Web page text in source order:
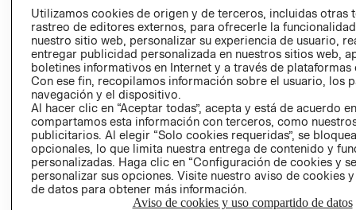
PETICIONES
QUEJAS Y
RECLAMOS
Colombia ($)
CAMBIAR REGIÓN
Utilizamos cookies de origen y de terceros, incluidas otras
rastreo de editores externos, para ofrecerle la
nuestro sitio web, personalizar su experiencia de usuario,
entregar publicidad personalizada en nuestros sitios web,
boletines informativos en Internet y a través de plataformas
Con ese fin, recopilamos información sobre el usuario, los
navegación y el dispositivo.
Al hacer clic en “Aceptar todas”, acepta y está de acuerdo
compartamos esta información con terceros, como
publicitarios. Al elegir “Solo cookies requeridas”, se
opcionales, lo que limita nuestra entrega de contenido y
personalizadas. Haga clic en “Configuración de cookies y
personalizar sus opciones. Visite nuestro aviso de cookies
de datos para obtener más información.
Aviso de cookies y uso compartido de datos